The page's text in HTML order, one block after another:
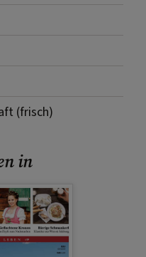
(frisch)
in